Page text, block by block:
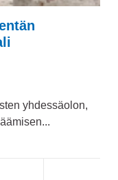
yhdessäolon,
Raunistula